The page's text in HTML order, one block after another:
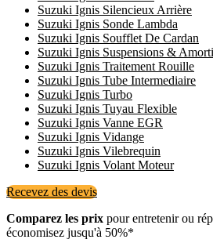
Suzuki Ignis Silencieux Arrière
Suzuki Ignis Sonde Lambda
Suzuki Ignis Soufflet De Cardan
Suzuki Ignis Suspensions &
Suzuki Ignis Traitement Rouille
Suzuki Ignis Tube Intermediaire
Suzuki Ignis Turbo
Suzuki Ignis Tuyau Flexible
Suzuki Ignis Vanne EGR
Suzuki Ignis Vidange
Suzuki Ignis Vilebrequin
Suzuki Ignis Volant Moteur
Recevez des devis
Comparez les prix pour entretenir ou
économisez jusqu'à 50%*